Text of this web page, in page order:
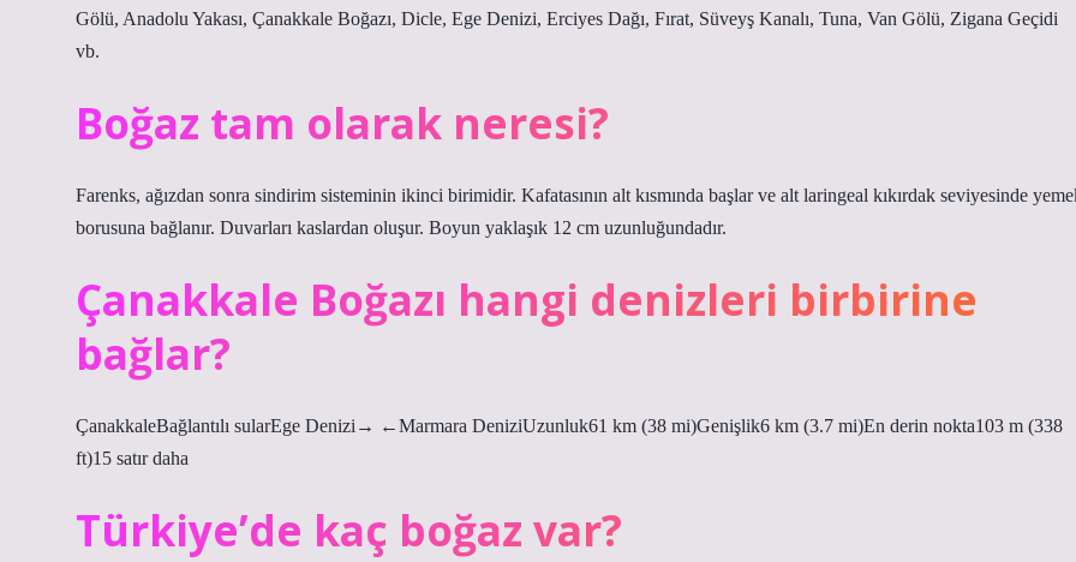
Gölü, Anadolu Yakası, Çanakkale Boğazı, Dicle, Ege Denizi, Erciyes Dağı, Fırat, Süveyş Kanalı, Tuna, Van Gölü, Zigana Geçidi
vb.
Boğaz tam olarak neresi?
Farenks, ağızdan sonra sindirim sisteminin ikinci birimidir. Kafatasının alt kısmında başlar ve alt laringeal kıkırdak seviyesinde
borusuna bağlanır. Duvarları kaslardan oluşur. Boyun yaklaşık 12 cm uzunluğundadır.
Çanakkale Boğazı hangi denizleri birbirine
bağlar?
ÇanakkaleBağlantılı sularEge Denizi→ ←Marmara DeniziUzunluk61 km (38 mi)Genişlik6 km (3.7 mi)En derin nokta103 m (338
ft)15 satır daha
Türkiye’de kaç boğaz var?